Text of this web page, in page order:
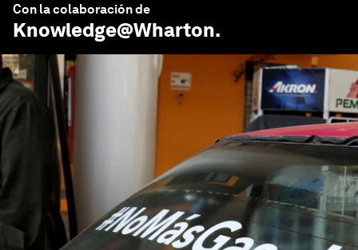
Con la colaboración de
Knowledge@Wharton.